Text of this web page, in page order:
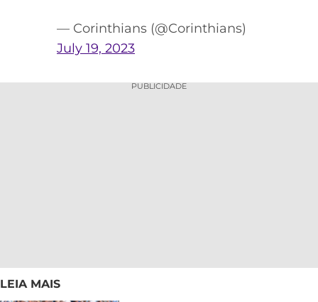
— Corinthians (@Corinthians)
July 19, 2023
PUBLICIDADE
LEIA MAIS